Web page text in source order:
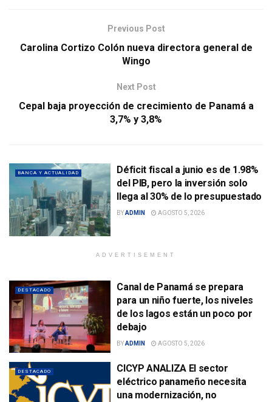
Previous Post
Carolina Cortizo Colón nueva directora general de
Wingo
Next Post
Cepal baja proyección de crecimiento de Panamá a
3,7% y 3,8%
BANCA Y ACTUALIDAD
Déficit fiscal a junio es de 1.98%
del PIB, pero la inversión solo
llega al 30% de lo presupuestado
BYADMIN AGOSTO 5, 2026
ADVERTISEMENT
DESTACADO
Canal de Panamá se prepara
para un niño fuerte, los niveles
de los lagos están un poco por
debajo
BYADMIN AGOSTO 5, 2026
DESTACADO
CICYP ANALIZA El sector
eléctrico panameño necesita
una modernización, no